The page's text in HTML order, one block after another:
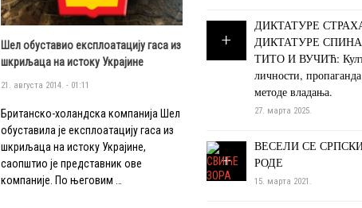
Шел обуставио експлоатацију гаса из
шкриљаца на истоку Украјине
21. августа 2014. - 01:11
Британско-холандска компанија Шел
обуставила је експлоатацију гаса из
шкриљаца на истоку Украјине,
саопштио је представник ове
компаније. По његовим …
ДИКТАТУРЕ
ДИКТАТУРЕ
ТИТО И ВУЧИЋ:
личности,
методе владања.
27. марта 2025.
ВЕСЕЛИ СЕ
РОДЕ
15. марта 2021.